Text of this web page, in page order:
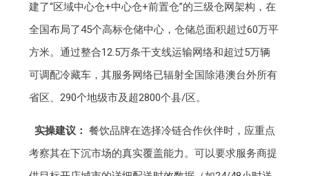
建了“区域中心仓+中心仓+前置仓”的三级仓网架构，在
全国布局了45个高标仓储中心，仓储总面积超过60万平
方米。通过整合12.5万条干支线运输网络和超过5万辆
可调配冷藏车，其服务网络已辐射全国除港澳台外所有
省区、290个地级市及超2800个县/区。
实操建议： 餐饮品牌在选择冷链合作伙伴时，应重点
考察其在下沉市场的真实覆盖能力。可以要求服务商提